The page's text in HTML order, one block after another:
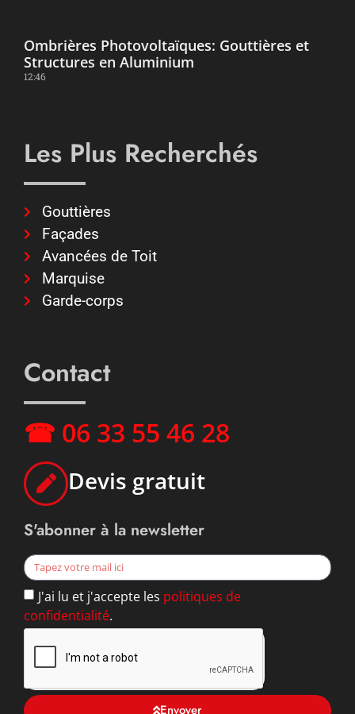
Ombrières Photovoltaïques: Gouttières et
Structures en Aluminium
12:46
Les Plus Recherchés
Gouttières
Façades
Avancées de Toit
Marquise
Garde-corps
Contact
☎ 06 33 55 46 28
Devis gratuit
S'abonner à la newsletter
J'ai lu et j'accepte les politiques de
confidentialité.
Envoyer